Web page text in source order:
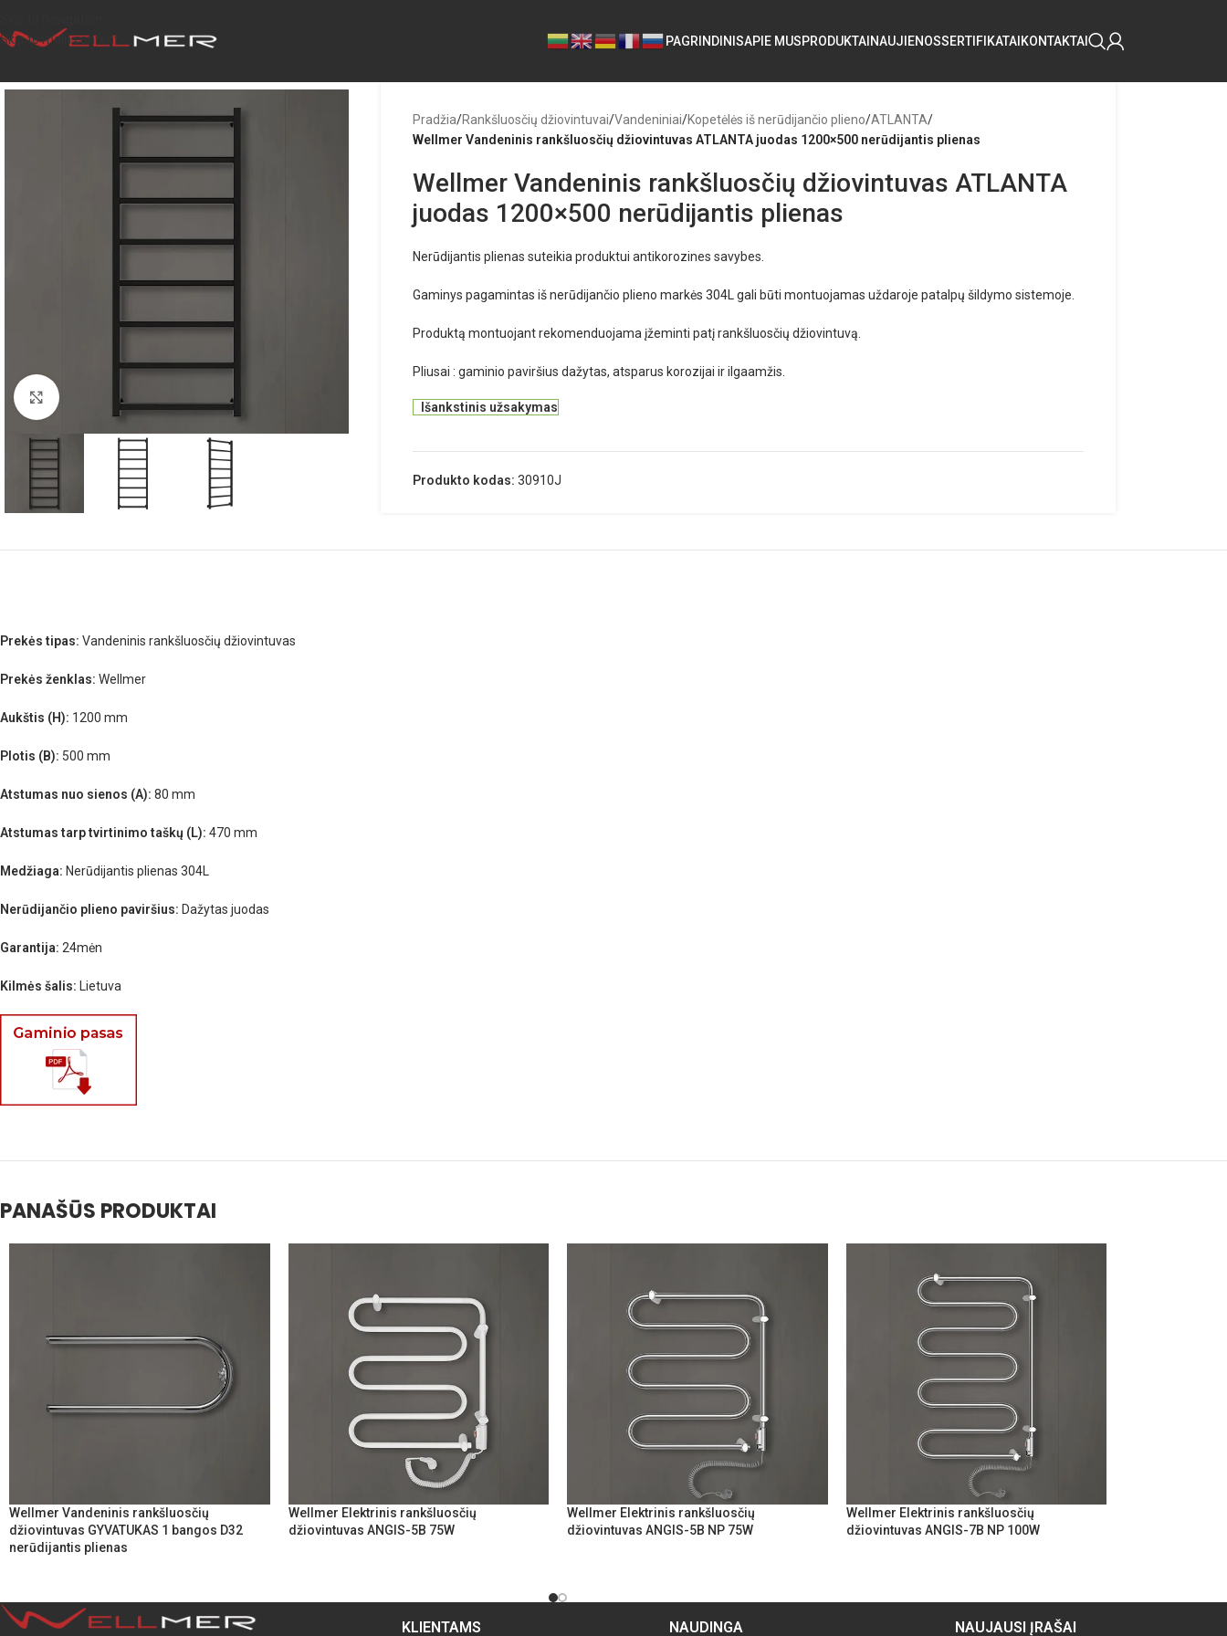
Skip to main content
PAGRINDINISAPIE MUSPRODUKTAINAUJIENOSSERTIFIKATAIKONTAKTAI
Click to enlarge
Pradžia/Rankšluosčių džiovintuvai/Vandeniniai/Kopetėlės iš nerūdijančio plieno/ATLANTA/
Wellmer Vandeninis rankšluosčių džiovintuvas ATLANTA juodas 1200×500 nerūdijantis plienas
Wellmer Vandeninis rankšluosčių džiovintuvas ATLANTA
juodas 1200×500 nerūdijantis plienas
Nerūdijantis plienas suteikia produktui antikorozines savybes.
Gaminys pagamintas iš nerūdijančio plieno markės 304L gali būti montuojamas uždaroje patalpų šildymo sistemoje.
Produktą montuojant rekomenduojama įžeminti patį rankšluosčių džiovintuvą.
Pliusai : gaminio paviršius dažytas, atsparus korozijai ir ilgaamžis.
Išankstinis užsakymas
Produkto kodas:30910J
Prekės tipas: Vandeninis rankšluosčių džiovintuvas
Prekės ženklas: Wellmer
Aukštis (H): 1200 mm
Plotis (B): 500 mm
Atstumas nuo sienos (A): 80 mm
Atstumas tarp tvirtinimo taškų (L): 470 mm
Medžiaga: Nerūdijantis plienas 304L
Nerūdijančio plieno paviršius: Dažytas juodas
Garantija: 24mėn
Kilmės šalis: Lietuva
PANAŠŪS PRODUKTAI
Wellmer Vandeninis rankšluosčių
džiovintuvas GYVATUKAS 1 bangos D32
nerūdijantis plienas
Wellmer Elektrinis rankšluosčių
džiovintuvas ANGIS-5B 75W
Wellmer Elektrinis rankšluosčių
džiovintuvas ANGIS-5B NP 75W
Wellmer Elektrinis rankšluosčių
džiovintuvas ANGIS-7B NP 100W
KLIENTAMS NAUDINGA NAUJAUSI ĮRAŠAI